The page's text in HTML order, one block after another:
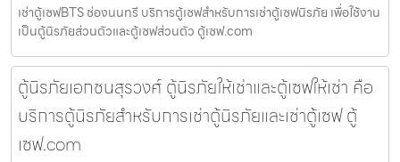
เช่าตู้เซฟBTS ช่องนนทรี บริการตู้เซฟสำหรับการเช่าตู้เซฟนิรภัย เพื่อใช้งาน
เป็นตู้นิรภัยส่วนตัวและตู้เซฟส่วนตัว ตู้เซฟ.com
ตู้นิรภัยเอกชนสุรวงศ์ ตู้นิรภัยให้เช่าและตู้เซฟให้เช่า คือ
บริการตู้นิรภัยสำหรับการเช่าตู้นิรภัยและเช่าตู้เซฟ ตู้
เซฟ.com